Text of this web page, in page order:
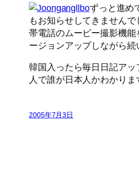
ずっと進め
もお知らせしてきません
帯電話のムービー撮影機
ージョンアップしながら続
韓国入ったら毎日日記ア
人で誰が日本人かわかりま
2005年7月3日